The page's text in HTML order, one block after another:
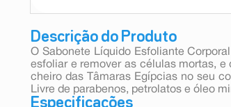
Descrição do Produto
O Sabonete Líquido Esfoliante
esfoliar e remover as células mortas,
cheiro das Tâmaras Egípcias no seu
Livre de parabenos, petrolatos e óleo
Especificações